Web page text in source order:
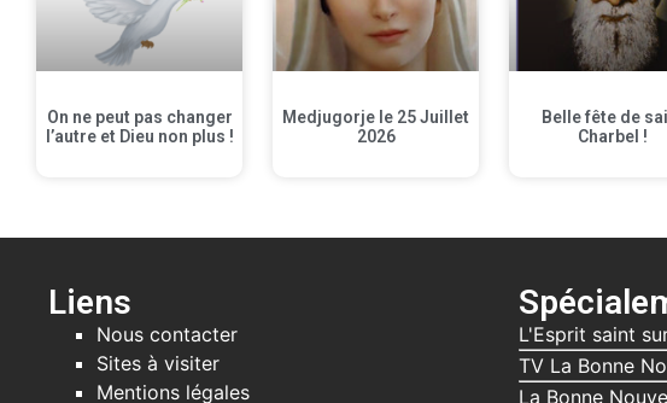
On ne peut pas changer
l’autre et Dieu non plus !
Medjugorje le 25 Juillet
2026
Belle fête de
Charbel !
Liens
Nous contacter
Sites à visiter
Mentions légales
L'Esprit saint
TV La Bonne
La Bonne